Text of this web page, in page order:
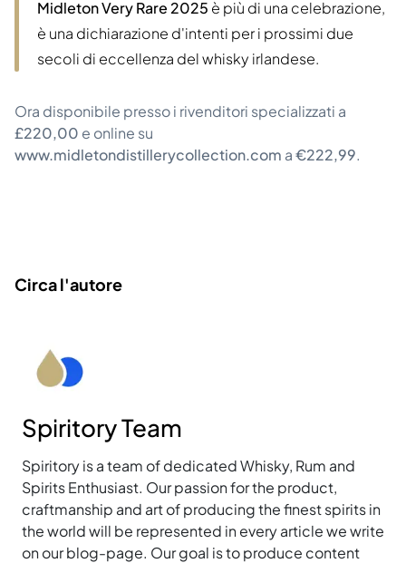
Midleton Very Rare 2025 è più di una celebrazione,
è una dichiarazione d'intenti per i prossimi due
secoli di eccellenza del whisky irlandese.
Ora disponibile presso i rivenditori specializzati a
£220,00 e online su
www.midletondistillerycollection.com a€222,99.
Circa l'autore
Spiritory Team
Spiritory is a team of dedicated Whisky, Rum and
Spirits Enthusiast. Our passion for the product,
craftmanship and art of producing the finest spirits in
the world will be represented in every article we write
on our blog-page. Our goal is to produce content